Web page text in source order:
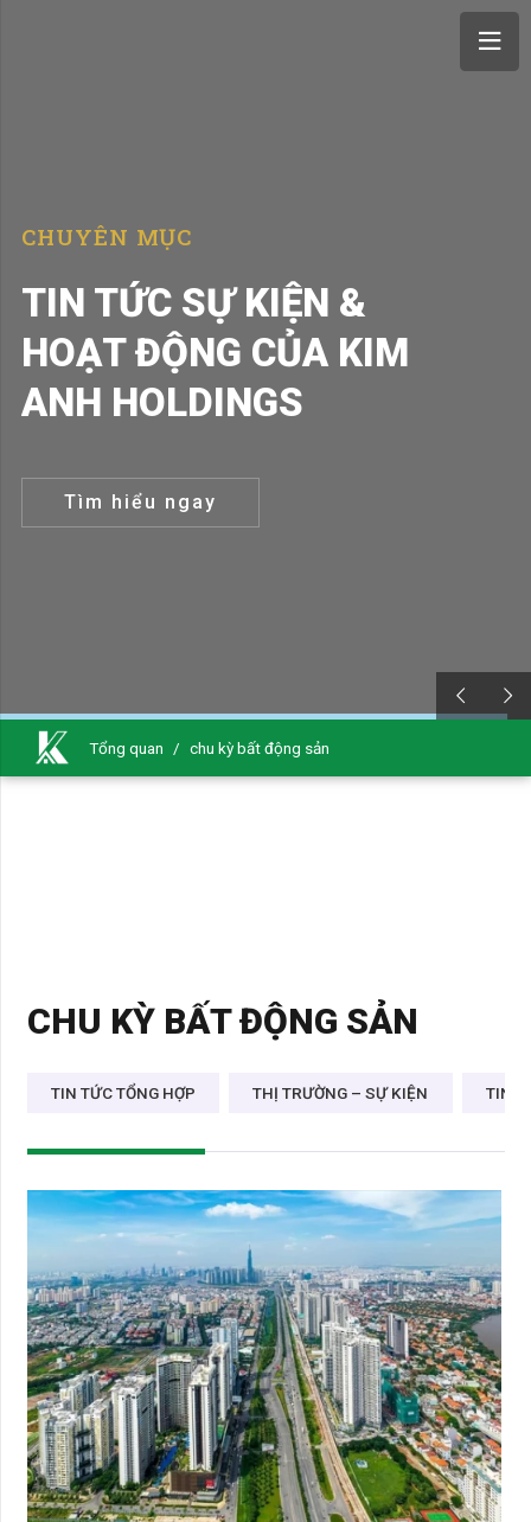
TIN TỨC SỰ KIỆN &
HOẠT ĐỘNG CỦA KIM
ANH HOLDINGS
CHUYÊN MỤC
Tìm hiểu ngay
Tổng quan / chu kỳ bất động sản
CHU KỲ BẤT ĐỘNG SẢN
TIN TỨC TỔNG HỢP THỊ TRƯỜNG – SỰ KIỆN TIN